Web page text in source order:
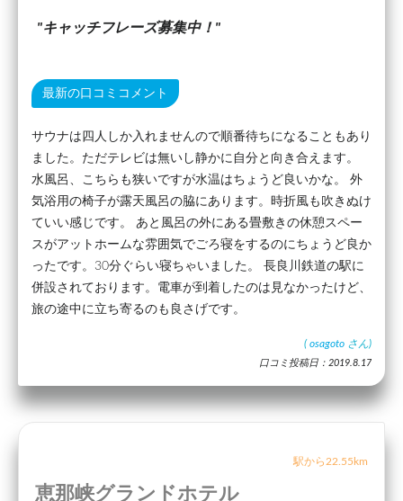
キャッチフレーズ募集中！
最新の口コミコメント
サウナは四人しか入れませんので順番待ちになることもあり
ました。ただテレビは無いし静かに自分と向き合えます。
水風呂、こちらも狭いですが水温はちょうど良いかな。 外
気浴用の椅子が露天風呂の脇にあります。時折風も吹きぬけ
ていい感じです。 あと風呂の外にある畳敷きの休憩スペー
スがアットホームな雰囲気でごろ寝をするのにちょうど良か
ったです。30分ぐらい寝ちゃいました。 長良川鉄道の駅に
併設されております。電車が到着したのは見なかったけど、
旅の途中に立ち寄るのも良さげです。
( osagoto さん)
口コミ投稿日：2019.8.17
駅から22.55km
恵那峡グランドホテル